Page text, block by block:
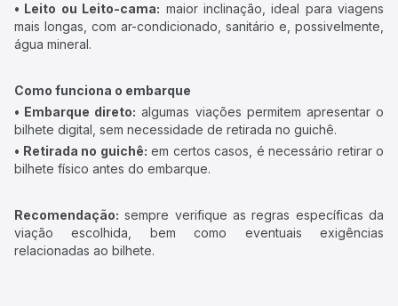
• Leito ou Leito-cama: maior inclinação, ideal para viagens
mais longas, com ar-condicionado, sanitário e, possivelmente,
água mineral.
Como funciona o embarque
• Embarque direto: algumas viações permitem apresentar o
bilhete digital, sem necessidade de retirada no guichê.
• Retirada no guichê: em certos casos, é necessário retirar o
bilhete físico antes do embarque.
Recomendação: sempre verifique as regras específicas da
viação escolhida, bem como eventuais exigências
relacionadas ao bilhete.